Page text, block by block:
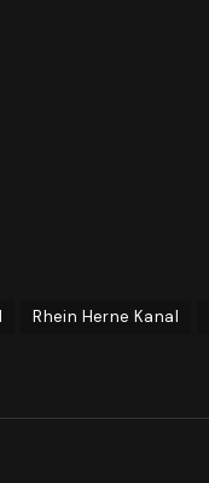
Rhein Herne Kanal